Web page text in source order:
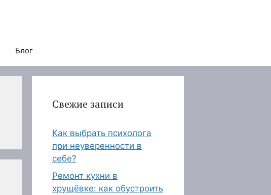
Блог
Свежие записи
Как выбрать психолога
при неуверенности в
себе?
Ремонт кухни в
хрущёвке: как обустроить